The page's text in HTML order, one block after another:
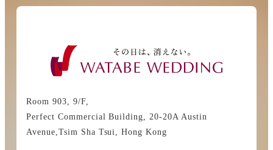
Room 903, 9/F,
Perfect Commercial Building, 20-20A Austin
Avenue,Tsim Sha Tsui, Hong Kong